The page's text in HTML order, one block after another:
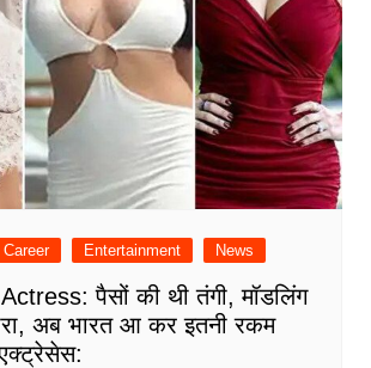
Career Entertainment News
पैसों की थी तंगी, मॉडलिंग
अब भारत आ कर इतनी रकम